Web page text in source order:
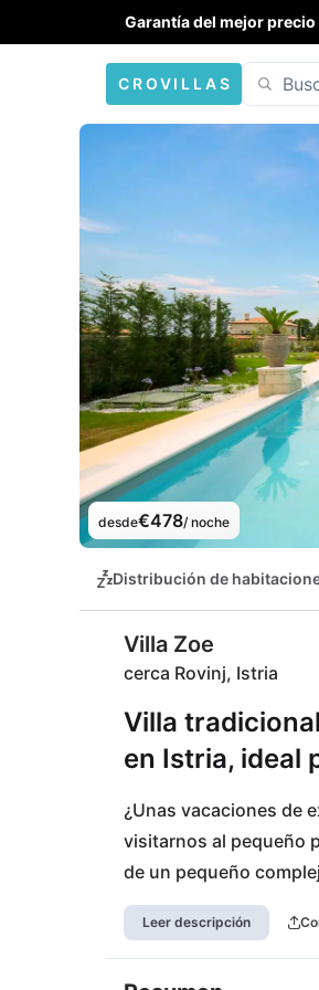
Garantía del mejor
CROVILLAS
desde€478/ noche
Distribución de
Villa Zoe
cerca Rovinj, Istria
Villa
en Istria, ideal
¿Unas vacaciones de
visitarnos al pequeño
de un pequeño
impresionante,
entretenimiento! Lo
huéspedes disponen
Leer descripción